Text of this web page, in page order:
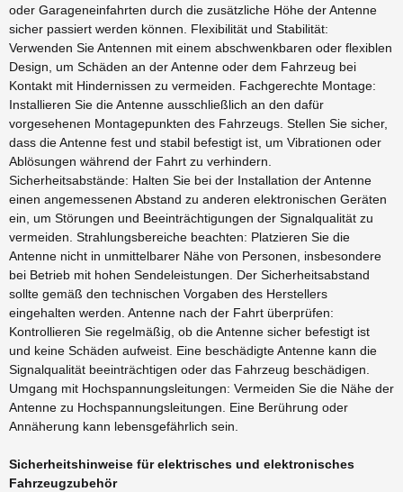
oder Garageneinfahrten durch die zusätzliche Höhe der Antenne
sicher passiert werden können. Flexibilität und Stabilität:
Verwenden Sie Antennen mit einem abschwenkbaren oder flexiblen
Design, um Schäden an der Antenne oder dem Fahrzeug bei
Kontakt mit Hindernissen zu vermeiden. Fachgerechte Montage:
Installieren Sie die Antenne ausschließlich an den dafür
vorgesehenen Montagepunkten des Fahrzeugs. Stellen Sie sicher,
dass die Antenne fest und stabil befestigt ist, um Vibrationen oder
Ablösungen während der Fahrt zu verhindern.
Sicherheitsabstände: Halten Sie bei der Installation der Antenne
einen angemessenen Abstand zu anderen elektronischen Geräten
ein, um Störungen und Beeinträchtigungen der Signalqualität zu
vermeiden. Strahlungsbereiche beachten: Platzieren Sie die
Antenne nicht in unmittelbarer Nähe von Personen, insbesondere
bei Betrieb mit hohen Sendeleistungen. Der Sicherheitsabstand
sollte gemäß den technischen Vorgaben des Herstellers
eingehalten werden. Antenne nach der Fahrt überprüfen:
Kontrollieren Sie regelmäßig, ob die Antenne sicher befestigt ist
und keine Schäden aufweist. Eine beschädigte Antenne kann die
Signalqualität beeinträchtigen oder das Fahrzeug beschädigen.
Umgang mit Hochspannungsleitungen: Vermeiden Sie die Nähe der
Antenne zu Hochspannungsleitungen. Eine Berührung oder
Annäherung kann lebensgefährlich sein.
Sicherheitshinweise für elektrisches und elektronisches
Fahrzeugzubehör